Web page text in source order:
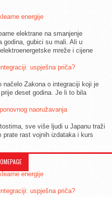
energije
elektrane na smanjenje
godina, gubici su mali. Ali u
mreže i cijene
uspješna priča?
načelo Zakona o integraciji koji je
deset godina. Je li to bila
naoružavanja
sve više ljudi u Japanu traži
prate rast vojnih izdataka i kurs
energije
uspješna priča?